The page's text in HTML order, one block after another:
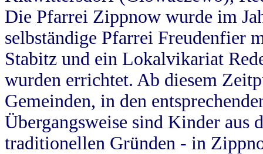
Die Pfarrei Zippnow wurde im
selbständige Pfarrei Freudenfier
Stabitz und ein Lokalvikariat
wurden errichtet. Ab diesem
Gemeinden, in den
Übergangsweise sind Kinder aus
traditionellen Gründen - in